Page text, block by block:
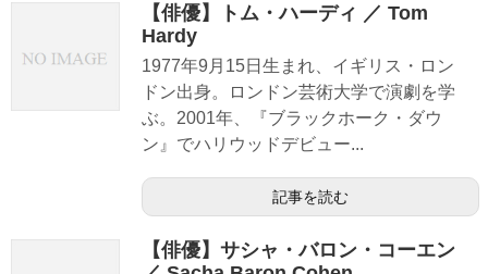
【俳優】トム・ハーディ ／ Tom
Hardy
1977年9月15日生まれ、イギリス・ロン
ドン出身。ロンドン芸術大学で演劇を学
ぶ。2001年、『ブラックホーク・ダウ
ン』でハリウッドデビュー...
記事を読む
【俳優】サシャ・バロン・コーエン